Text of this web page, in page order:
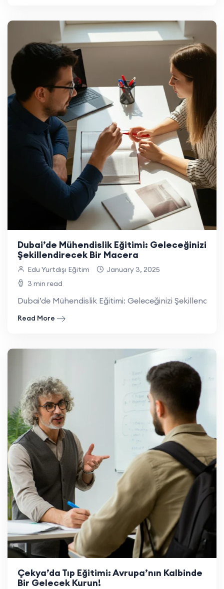
Dubai’de Mühendislik Eğitimi: Geleceğinizi
Şekillendirecek Bir Macera
Edu Yurtdışı Eğitim
January 3, 2025
3 min read
Dubai’de Mühendislik Eğitimi: Geleceğinizi
Read More
Çekya’da Tıp Eğitimi: Avrupa’nın Kalbinde
Bir Gelecek Kurun!